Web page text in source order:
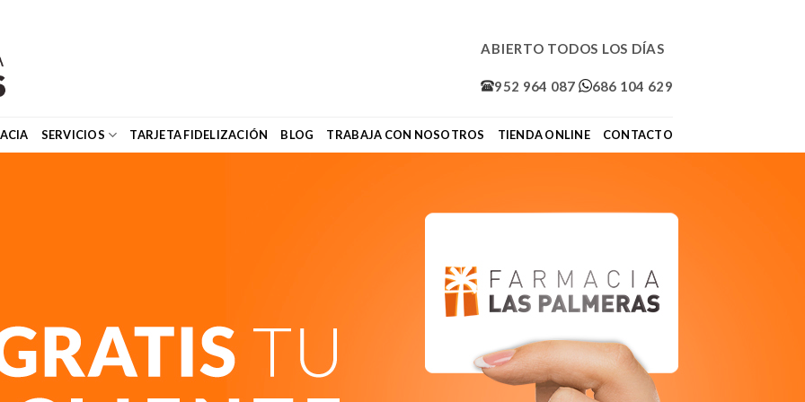
ABIERTO TODOS LOS DÍAS
952 964 087 686 104 629
SERVICIOS TARJETA FIDELIZACIÓN BLOG TRABAJA CON NOSOTROS TIENDA ONLINE CONTACTO